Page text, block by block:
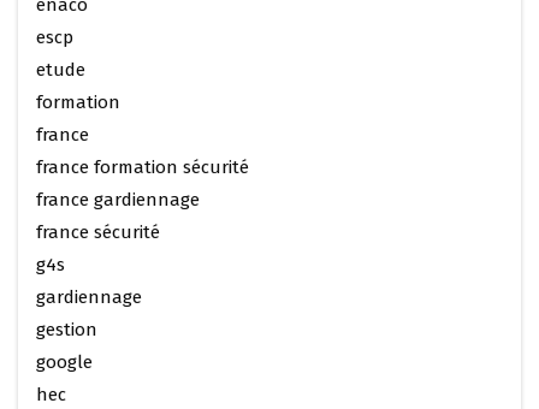
enaco
escp
etude
formation
france
france formation sécurité
france gardiennage
france sécurité
g4s
gardiennage
gestion
google
hec